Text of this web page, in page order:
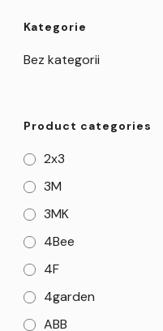
Kategorie
Bez kategorii
Product categories
2x3
3M
3MK
4Bee
4F
4garden
ABB